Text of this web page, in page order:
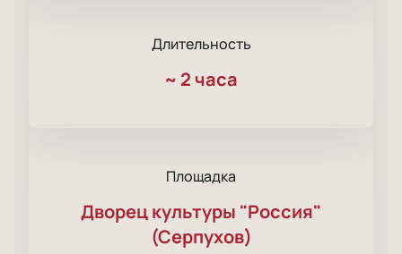
Длительность
~ 2 часа
Площадка
Дворец культуры "Россия"
(Серпухов)